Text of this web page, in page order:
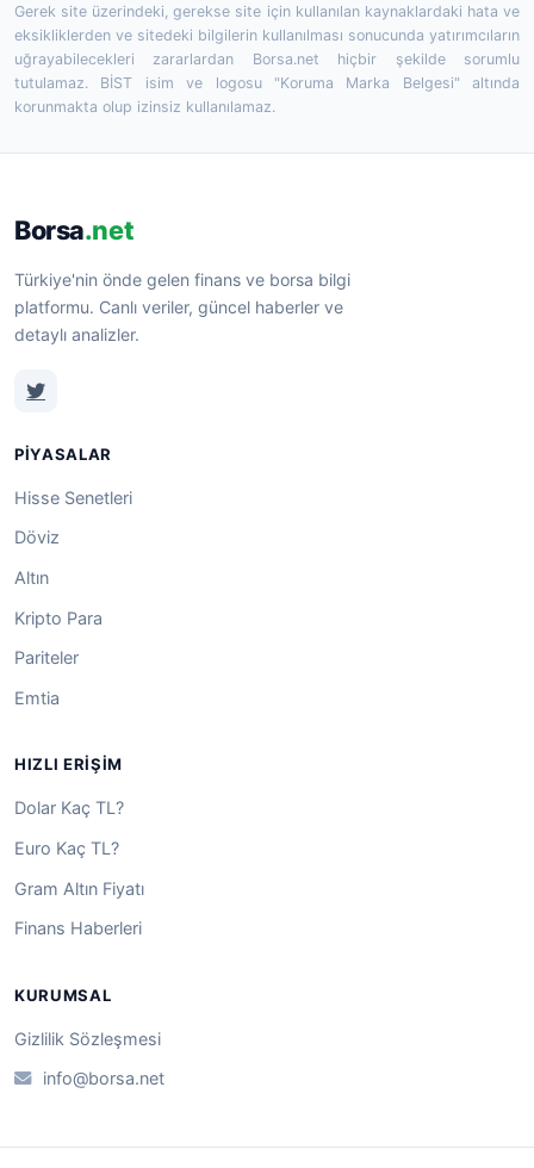
Gerek site üzerindeki, gerekse site için kullanılan kaynaklardaki hata ve
eksikliklerden ve sitedeki bilgilerin kullanılması sonucunda yatırımcıların
uğrayabilecekleri zararlardan Borsa.net hiçbir şekilde sorumlu
tutulamaz. BİST isim ve logosu "Koruma Marka Belgesi" altında
korunmakta olup izinsiz kullanılamaz.
Borsa.net
Türkiye'nin önde gelen finans ve borsa bilgi
platformu. Canlı veriler, güncel haberler ve
detaylı analizler.
PIYASALAR
Hisse Senetleri
Döviz
Altın
Kripto Para
Pariteler
Emtia
HIZLI ERIŞIM
Dolar Kaç TL?
Euro Kaç TL?
Gram Altın Fiyatı
Finans Haberleri
KURUMSAL
Gizlilik Sözleşmesi
info@borsa.net